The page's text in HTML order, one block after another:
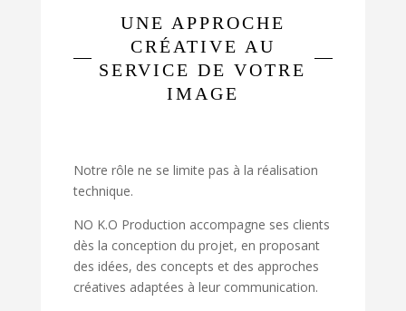
UNE APPROCHE
CRÉATIVE AU
SERVICE DE VOTRE
IMAGE
Notre rôle ne se limite pas à la réalisation
technique.
NO K.O Production accompagne ses clients
dès la conception du projet, en proposant
des idées, des concepts et des approches
créatives adaptées à leur communication.